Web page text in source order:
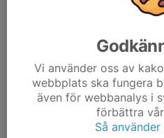
TÄVLINGEN I SAMBAND
inneskor eller brottarskor.
Behöver ni samåka skriv det i
OBSERVERA ATT
Vi använder oss av
webbplats ska fungera
även för webbanalys i
förbättra
Så